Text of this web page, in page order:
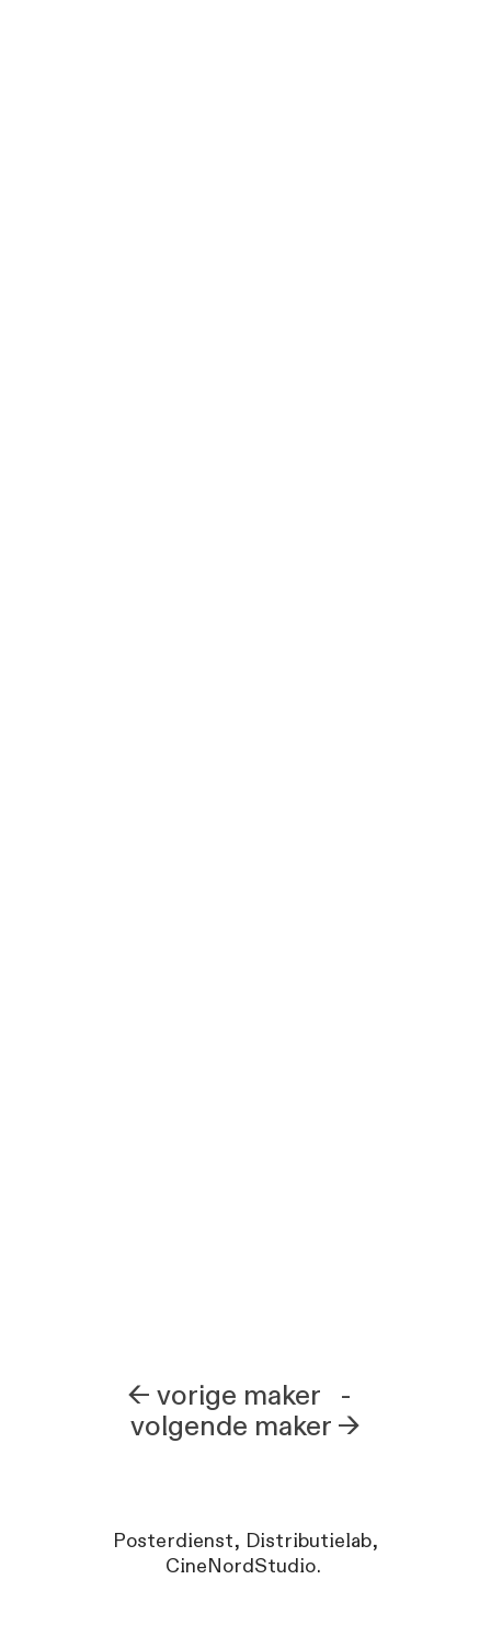
← vorige maker -
volgende maker →
Posterdienst, Distributielab,
CineNordStudio.